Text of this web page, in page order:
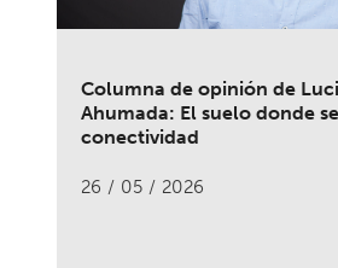
Columna de opinión de
Ahumada: El suelo donde
conectividad
26 / 05 / 2026